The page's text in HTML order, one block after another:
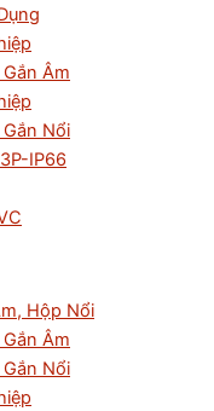
Âm
Nổi
IP66
Hộp Nổi
Âm
Nổi